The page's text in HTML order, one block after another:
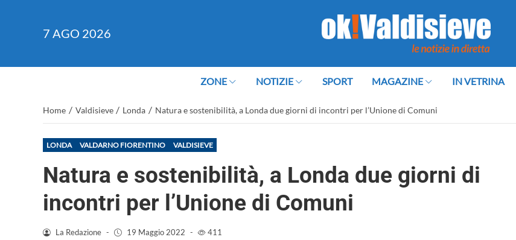
7 AGO 2026
ZONE NOTIZIE SPORT MAGAZINE IN VETRINA
Home / Valdisieve / Londa / Natura e sostenibilità, a Londa due giorni di incontri per l’Unione di Comuni
LONDA VALDARNO FIORENTINO VALDISIEVE
Natura e sostenibilità, a Londa due giorni di
incontri per l’Unione di Comuni
La Redazione - 19 Maggio 2022 - 411